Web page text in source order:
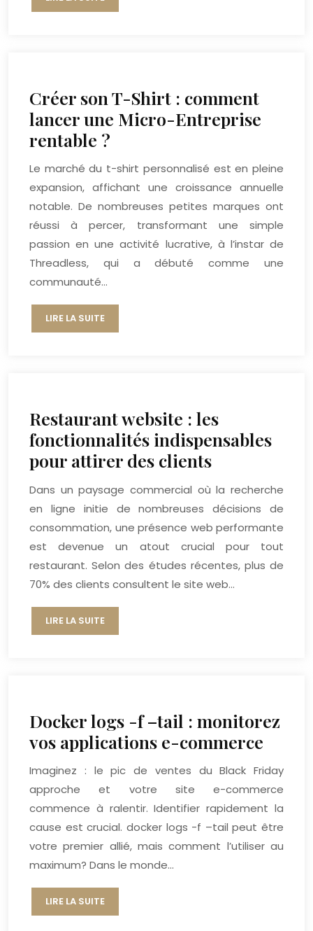
Créer son T-Shirt : comment
lancer une Micro-Entreprise
rentable ?
Le marché du t-shirt personnalisé est en pleine
expansion, affichant une croissance annuelle
notable. De nombreuses petites marques ont
réussi à percer, transformant une simple
passion en une activité lucrative, à l’instar de
Threadless, qui a débuté comme une
communauté…
LIRE LA SUITE
Restaurant website : les
fonctionnalités indispensables
pour attirer des clients
Dans un paysage commercial où la recherche
en ligne initie de nombreuses décisions de
consommation, une présence web performante
est devenue un atout crucial pour tout
restaurant. Selon des études récentes, plus de
70% des clients consultent le site web…
LIRE LA SUITE
Docker logs -f –tail : monitorez
vos applications e-commerce
Imaginez : le pic de ventes du Black Friday
approche et votre site e-commerce
commence à ralentir. Identifier rapidement la
cause est crucial. docker logs -f –tail peut être
votre premier allié, mais comment l’utiliser au
maximum? Dans le monde…
LIRE LA SUITE